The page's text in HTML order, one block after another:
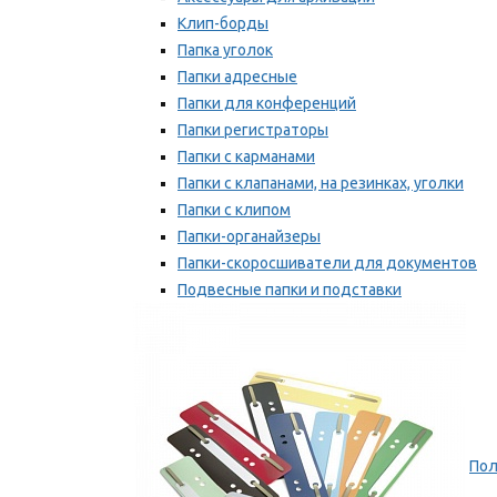
Клип-борды
Папка уголок
Папки адресные
Папки для конференций
Папки регистраторы
Папки с карманами
Папки с клапанами, на резинках, уголки
Папки с клипом
Папки-органайзеры
Папки-скоросшиватели для документов
Подвесные папки и подставки